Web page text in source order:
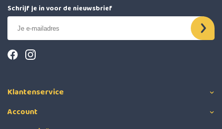
Schrijf je in voor de nieuwsbrief
Klantenservice
Account